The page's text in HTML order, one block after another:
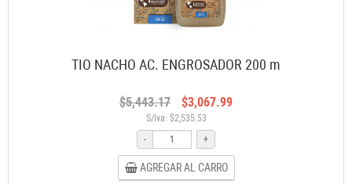
TIO NACHO AC. ENGROSADOR 200 m
$5,443.17 $3,067.99
S/Iva: $2,535.53
-
+
AGREGAR AL CARRO